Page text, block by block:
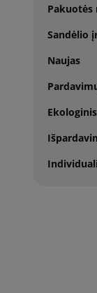
Pakuotės
Sandėlio
Naujas
Ekologinis